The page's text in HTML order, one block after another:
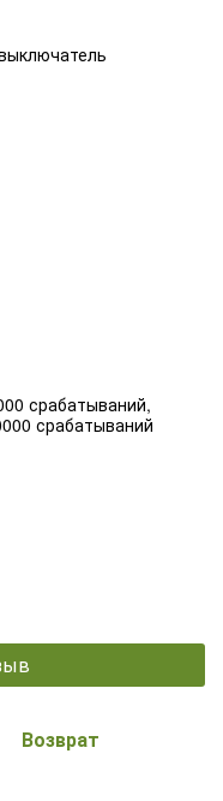
срабатываний,
срабатываний
Возврат